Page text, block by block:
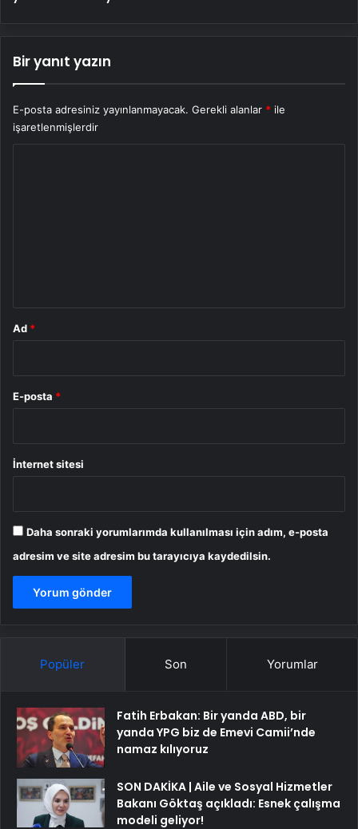
Bir yanıt yazın
E-posta adresiniz yayınlanmayacak. Gerekli alanlar * ile
işaretlenmişlerdir
Ad *
E-posta *
İnternet sitesi
Daha sonraki yorumlarımda kullanılması için adım, e-posta
adresim ve site adresim bu tarayıcıya kaydedilsin.
Popüler Son Yorumlar
Fatih Erbakan: Bir yanda ABD, bir
yanda YPG biz de Emevi Camii’nde
namaz kılıyoruz
SON DAKİKA | Aile ve Sosyal Hizmetler
Bakanı Göktaş açıkladı: Esnek çalışma
modeli geliyor!